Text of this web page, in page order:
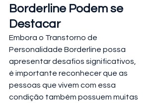
Borderline Podem se
Destacar
Embora o Transtorno de
Personalidade Borderline possa
apresentar desafios significativos,
é importante reconhecer que as
pessoas que vivem com essa
condição também possuem muitas